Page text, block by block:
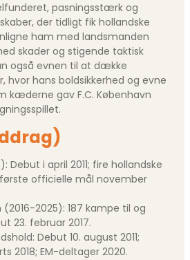
pasningsstærk og
der tidligt fik hollandske
ham med landsmanden
skader og stigende taktisk
også evnen til at dække
hvor hans boldsikkerhed og evne
kæderne gav F.C. København
Debut i april 2011; fire hollandske
officielle mål november
(2016-2025): 187 kampe til og
23. februar 2017.
Debut 10. august 2011;
2018; EM-deltager 2020.